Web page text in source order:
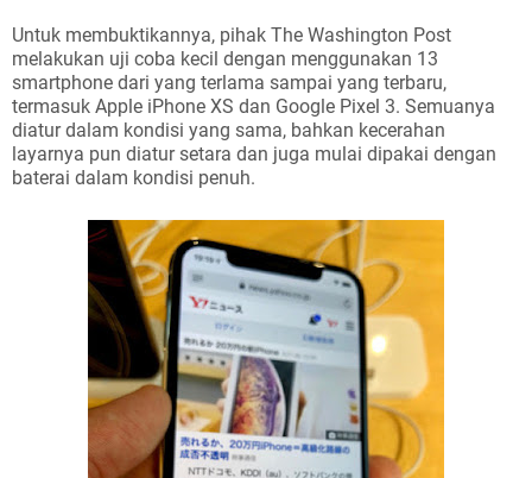
Untuk membuktikannya, pihak The Washington Post
melakukan uji coba kecil dengan menggunakan 13
smartphone dari yang terlama sampai yang terbaru,
termasuk Apple iPhone XS dan Google Pixel 3. Semuanya
diatur dalam kondisi yang sama, bahkan kecerahan
layarnya pun diatur setara dan juga mulai dipakai dengan
baterai dalam kondisi penuh.